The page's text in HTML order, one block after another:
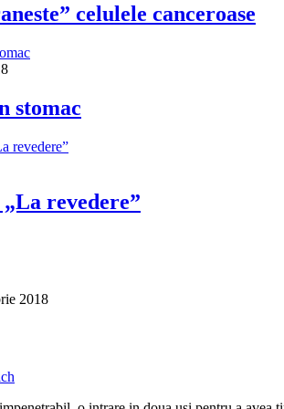
celulele canceroase
stomac
revedere”
2018